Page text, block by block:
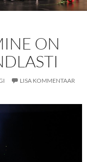
ON
LISA KOMMENTAAR